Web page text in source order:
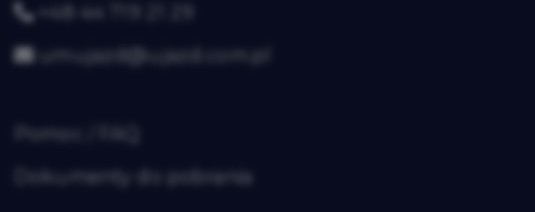
+48 44 719 21 29
umujazd@ujazd.com.pl
Dokumenty do pobrania